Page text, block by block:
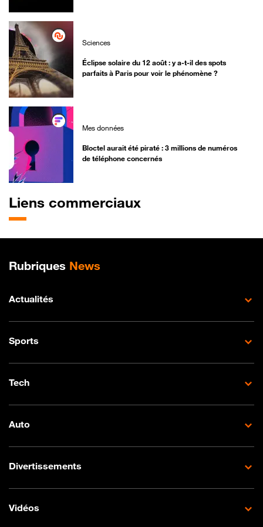
Sciences
Éclipse solaire du 12 août : y a-t-il des spots
parfaits à Paris pour voir le phénomène ?
Mes données
Bloctel aurait été piraté : 3 millions de numéros
de téléphone concernés
Liens commerciaux
Plan de site
Rubriques News
Actualités
Sports
Tech
Auto
Divertissements
Vidéos